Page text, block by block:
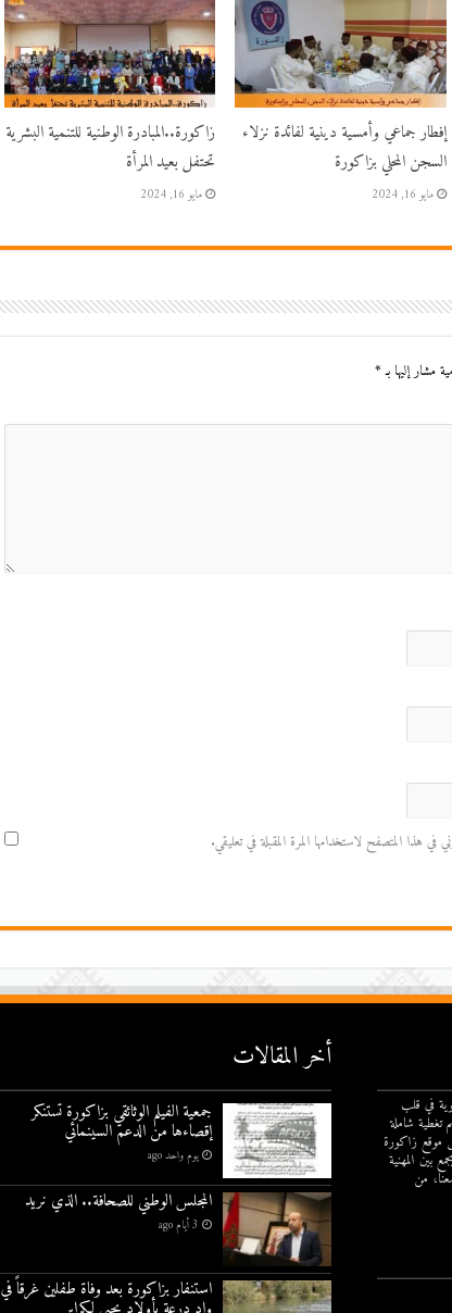
إفطار جماعي وأمسية دينية لفائدة نزلاء
السجن المحلي بزاكورة
مايو 16, 2024
زاكورة..المبادرة الوطنية للتنمية البشرية
تحتفل بعيد المرأة
مايو 16, 2024
مشار إليها بـ*
هذا المتصفح لاستخدامها المرة المقبلة في تعليقي.
في قلب
تغطية شاملة
موقع زاكورة
بين المهنية
من
أخر المقالات
جمعية الفيلم الوثائقي بزاكورة تستنكر
إقصاءها من الدعم السينمائي
يوم واحد ago
المجلس الوطني للصحافة.. الذي نريد
3 أيام ago
استنفار بزاكورة بعد وفاة طفلين غرقاً في